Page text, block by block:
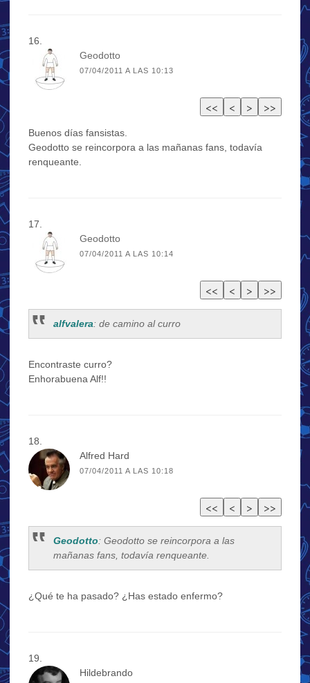
Geodotto
07/04/2011 A LAS 10:13
Buenos días fansistas.
Geodotto se reincorpora a las mañanas fans, todavía
renqueante.
Geodotto
07/04/2011 A LAS 10:14
alfvalera: de camino al curro
Encontraste curro?
Enhorabuena Alf!!
Alfred Hard
07/04/2011 A LAS 10:18
Geodotto: Geodotto se reincorpora a las
mañanas fans, todavía renqueante.
¿Qué te ha pasado? ¿Has estado enfermo?
Hildebrando